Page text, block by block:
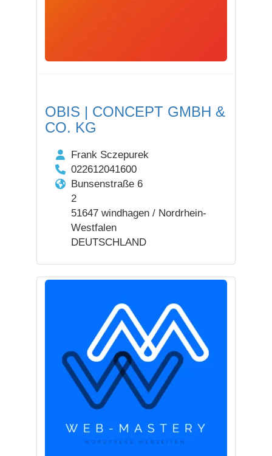
OBIS | CONCEPT GMBH &
CO. KG
Frank Sczepurek
022612041600
Bunsenstraße 6
2
51647 windhagen / Nordrhein-
Westfalen
DEUTSCHLAND